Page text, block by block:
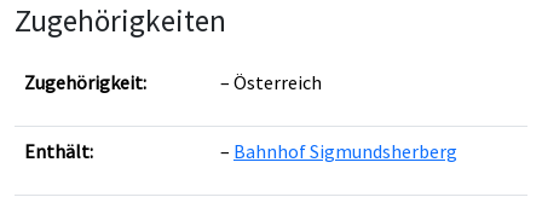
Zugehörigkeiten
Zugehörigkeit: Österreich
Enthält: Bahnhof Sigmundsherberg